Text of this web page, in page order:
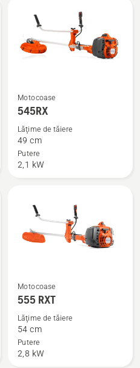
încărcător)
Vezi
mai
multe
detalii
despre
545RX
Motocoase
545RX
Lăţime de tăiere
49 cm
Putere
2,1 kW
Vezi
mai
multe
detalii
despre
555 RXT
Motocoase
555 RXT
Lăţime de tăiere
54 cm
Putere
2,8 kW